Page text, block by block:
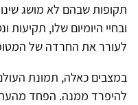
תקופות שבהם לא מושג
ובחיי היומיום שלו, תקיעות
לעורר את החרדה של
במצבים כאלה, תמונת
להיפרד ממנה. הפחד